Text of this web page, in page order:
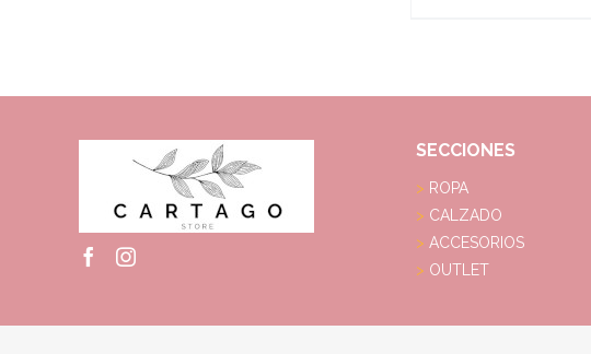
SECCIONES
ROPA
CALZADO
ACCESORIOS
OUTLET